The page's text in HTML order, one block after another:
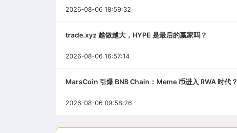
2026-08-06 18:59:32
trade.xyz 越做越大，HYPE 是最后的赢家吗？
2026-08-06 16:57:14
MarsCoin 引爆 BNB Chain：Meme 币进入 RWA 时代？
2026-08-06 09:58:26